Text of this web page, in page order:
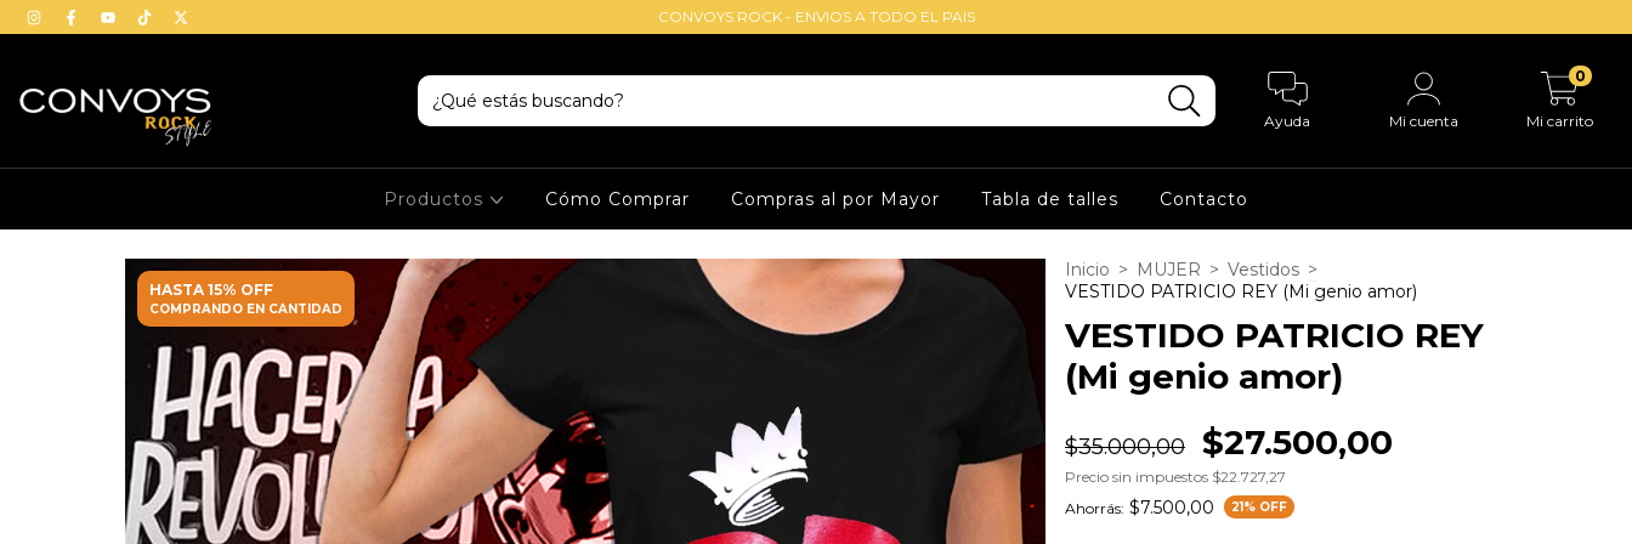
CONVOYS ROCK - ENVIOS A TODO EL PAIS
Ayuda Mi cuenta Mi carrito
0
Productos Cómo Comprar Compras al por Mayor Tabla de talles Contacto
HASTA 15% OFF
COMPRANDO EN CANTIDAD
Inicio > MUJER > Vestidos >
VESTIDO PATRICIO REY (Mi genio amor)
VESTIDO PATRICIO REY
(Mi genio amor)
$35.000,00 $27.500,00
Precio sin impuestos $22.727,27
Ahorrás: $7.500,00 21% OFF